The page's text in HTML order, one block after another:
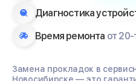
Диагностика
Время ремонта от
Замена прокладок в